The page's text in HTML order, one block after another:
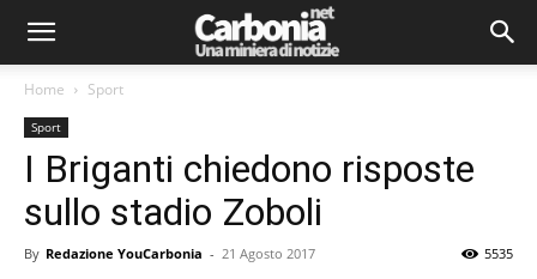
Home Sport
Sport
I Briganti chiedono risposte
sullo stadio Zoboli
By Redazione YouCarbonia - 21 Agosto 2017 5535